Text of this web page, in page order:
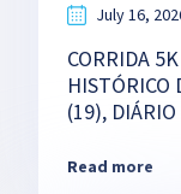
July 16,
CORRIDA
HISTÓRICO
(19),
Read more